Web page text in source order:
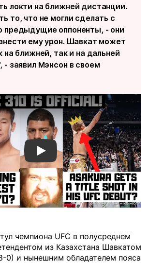
локти на ближней дистанции.
то, что не могли сделать с
предыдущие оппоненты, - они
ему урон. Шавкат может
на ближней, так и на дальней
- заявил Мэнсон в своем
Смотреть видео YouTube
чемпиона UFC в полусреднем
из Казахстана Шавкатом
0) и нынешним обладателем пояса